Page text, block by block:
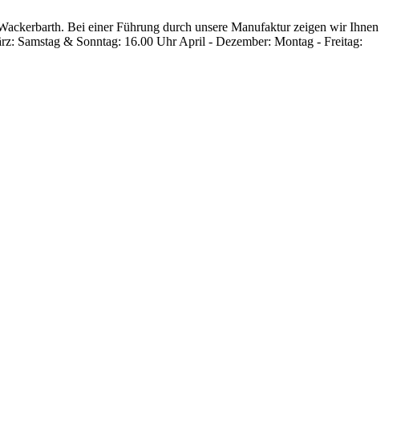
Bei einer Führung durch unsere Manufaktur zeigen wir Ihnen
Samstag & Sonntag: 16.00 Uhr April - Dezember: Montag - Freitag: